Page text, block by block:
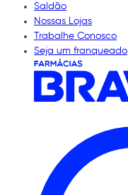
Saldão
Nossas Lojas
Trabalhe Conosco
Seja um franqueado